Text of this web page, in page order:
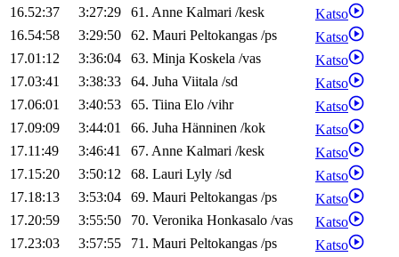
16.52:37
3:27:29 61. Anne Kalmari /kesk
Katso
16.54:58
3:29:50 62. Mauri Peltokangas /ps
Katso
17.01:12
3:36:04 63. Minja Koskela /vas
Katso
17.03:41
3:38:33 64. Juha Viitala /sd
Katso
17.06:01
3:40:53 65. Tiina Elo /vihr
Katso
17.09:09
3:44:01 66. Juha Hänninen /kok
Katso
17.11:49
3:46:41 67. Anne Kalmari /kesk
Katso
17.15:20
3:50:12 68. Lauri Lyly /sd
Katso
17.18:13
3:53:04 69. Mauri Peltokangas /ps
Katso
17.20:59
3:55:50 70. Veronika Honkasalo /vas
Katso
17.23:03
3:57:55 71. Mauri Peltokangas /ps
Katso